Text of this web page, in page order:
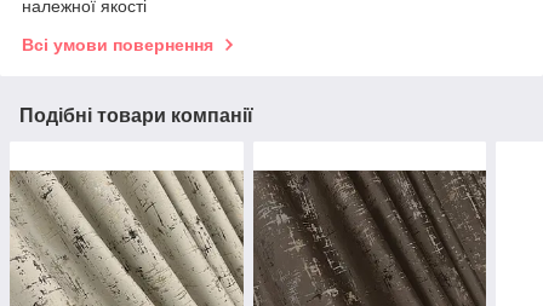
належної якості
Всі умови повернення
Подібні товари компанії